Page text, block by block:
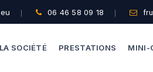
06 46 58 09 18
LA SOCIÉTÉ PRESTATIONS MINI-